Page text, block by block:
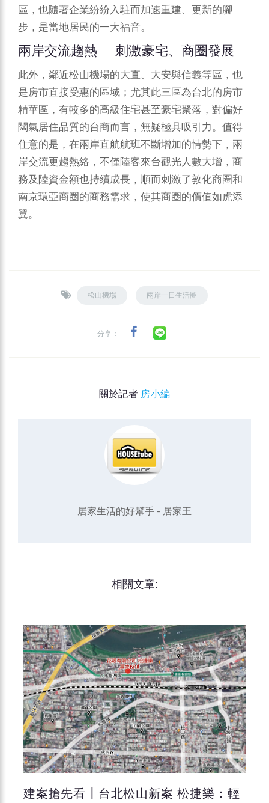
區，也隨著企業紛紛入駐而加速重建、更新的腳
步，是當地居民的一大福音。
兩岸交流趨熱 刺激豪宅、商圈發展
此外，鄰近松山機場的大直、大安與信義等區，也
是房市直接受惠的區域；尤其此三區為台北的房市
精華區，有較多的高級住宅甚至豪宅聚落，對偏好
闊氣居住品質的台商而言，無疑極具吸引力。值得
住意的是，在兩岸直航航班不斷增加的情勢下，兩
岸交流更趨熱絡，不僅陸客來台觀光人數大增，商
務及陸資金額也持續成長，順而刺激了敦化商圈和
南京環亞商圈的商務需求，使其商圈的價值如虎添
翼。
松山機場 兩岸一日生活圈
分享：
關於記者 房小編
居家生活的好幫手 - 居家王
相關文章:
建案搶先看┃台北松山新案 松捷樂：輕